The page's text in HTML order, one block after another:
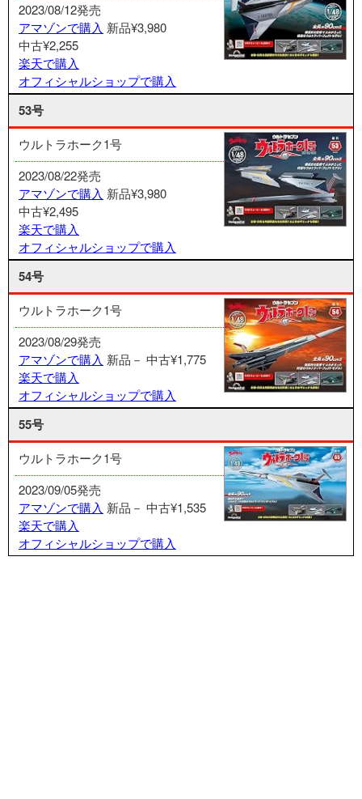
2023/08/12発売
アマゾンで購入 新品¥3,980
中古¥2,255
楽天で購入
オフィシャルショップで購入
53号
ウルトラホーク1号
2023/08/22発売
アマゾンで購入 新品¥3,980
中古¥2,495
楽天で購入
オフィシャルショップで購入
54号
ウルトラホーク1号
2023/08/29発売
アマゾンで購入 新品－ 中古¥1,775
楽天で購入
オフィシャルショップで購入
55号
ウルトラホーク1号
2023/09/05発売
アマゾンで購入 新品－ 中古¥1,535
楽天で購入
オフィシャルショップで購入